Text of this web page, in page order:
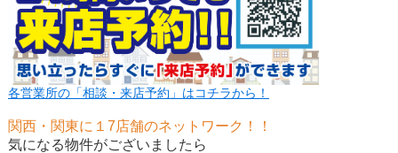
各営業所の「相談・来店予約」はコチラから！
関西・関東に１7店舗のネットワーク！！
気になる物件がございましたら